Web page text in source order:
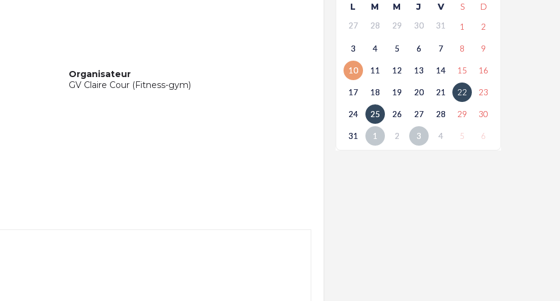
Organisateur
GV Claire Cour (Fitness-gym)
L M M J V S D
27 28 29 30 31 1 2
3 4 5 6 7 8 9
10 11 12 13 14 15 16
17 18 19 20 21 22 23
24 25 26 27 28 29 30
31 1 2 3 4 5 6